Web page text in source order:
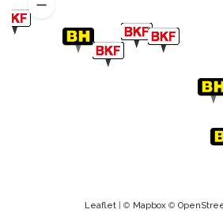
Leaflet | © Mapbox ©